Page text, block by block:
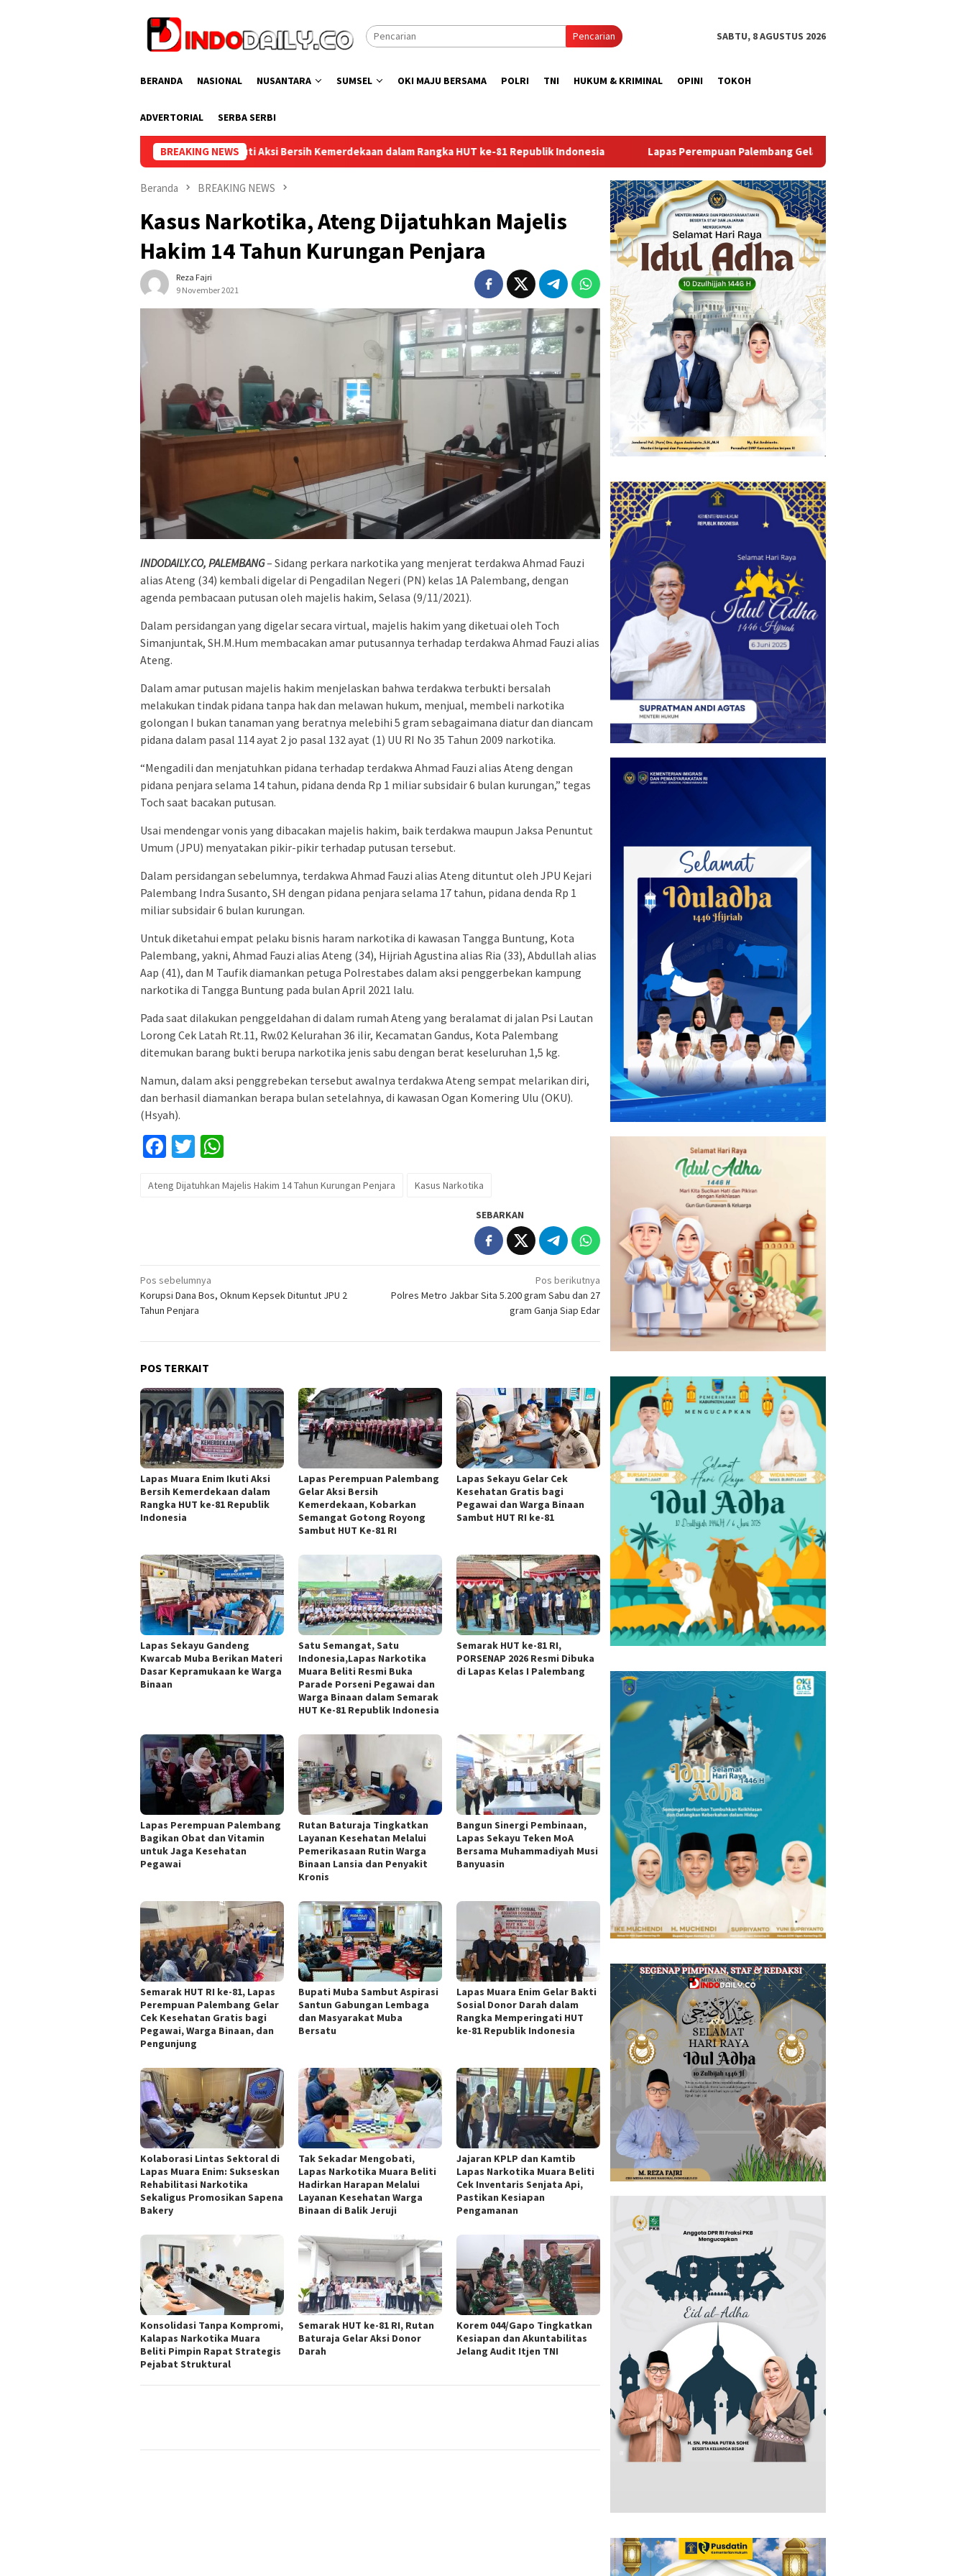
Pencarian SABTU, 8 AGUSTUS 2026
BERANDA NASIONAL NUSANTARA SUMSEL OKI MAJU BERSAMA POLRI TNI HUKUM & KRIMINAL OPINI TOKOH
ADVERTORIAL SERBA SERBI
BREAKING NEWS
Muara Enim Ikuti Aksi Bersih Kemerdekaan dalam Rangka HUT ke-81 Republik Indonesia Lapas Perempuan Palembang Gelar Aksi Bersih Kemerdekaan, Kobarkan Semangat Gotong
Beranda BREAKING NEWS
Kasus Narkotika, Ateng Dijatuhkan Majelis
Hakim 14 Tahun Kurungan Penjara
Reza Fajri
9 November 2021
INDODAILY.CO, PALEMBANG– Sidang perkara narkotika yang menjerat terdakwa Ahmad Fauzi
alias Ateng (34) kembali digelar di Pengadilan Negeri (PN) kelas 1A Palembang, dengan
agenda pembacaan putusan oleh majelis hakim, Selasa (9/11/2021).
Dalam persidangan yang digelar secara virtual, majelis hakim yang diketuai oleh Toch
Simanjuntak, SH.M.Hum membacakan amar putusannya terhadap terdakwa Ahmad Fauzi alias
Ateng.
Dalam amar putusan majelis hakim menjelaskan bahwa terdakwa terbukti bersalah
melakukan tindak pidana tanpa hak dan melawan hukum, menjual, membeli narkotika
golongan I bukan tanaman yang beratnya melebihi 5 gram sebagaimana diatur dan diancam
pidana dalam pasal 114 ayat 2 jo pasal 132 ayat (1) UU RI No 35 Tahun 2009 narkotika.
“Mengadili dan menjatuhkan pidana terhadap terdakwa Ahmad Fauzi alias Ateng dengan
pidana penjara selama 14 tahun, pidana denda Rp 1 miliar subsidair 6 bulan kurungan,” tegas
Toch saat bacakan putusan.
Usai mendengar vonis yang dibacakan majelis hakim, baik terdakwa maupun Jaksa Penuntut
Umum (JPU) menyatakan pikir-pikir terhadap putusan tersebut.
Dalam persidangan sebelumnya, terdakwa Ahmad Fauzi alias Ateng dituntut oleh JPU Kejari
Palembang Indra Susanto, SH dengan pidana penjara selama 17 tahun, pidana denda Rp 1
miliar subsidair 6 bulan kurungan.
Untuk diketahui empat pelaku bisnis haram narkotika di kawasan Tangga Buntung, Kota
Palembang, yakni, Ahmad Fauzi alias Ateng (34), Hijriah Agustina alias Ria (33), Abdullah alias
Aap (41), dan M Taufik diamankan petuga Polrestabes dalam aksi penggerbekan kampung
narkotika di Tangga Buntung pada bulan April 2021 lalu.
Pada saat dilakukan penggeldahan di dalam rumah Ateng yang beralamat di jalan Psi Lautan
Lorong Cek Latah Rt.11, Rw.02 Kelurahan 36 ilir, Kecamatan Gandus, Kota Palembang
ditemukan barang bukti berupa narkotika jenis sabu dengan berat keseluruhan 1,5 kg.
Namun, dalam aksi penggrebekan tersebut awalnya terdakwa Ateng sempat melarikan diri,
dan berhasil diamankan berapa bulan setelahnya, di kawasan Ogan Komering Ulu (OKU).
(Hsyah).
Facebook
Twitter
Ateng Dijatuhkan Majelis Hakim 14 Tahun Kurungan Penjara Kasus Narkotika
SEBARKAN
Navigasi
pos
Pos sebelumnya
Korupsi Dana Bos, Oknum Kepsek Dituntut JPU 2
Tahun Penjara
Pos berikutnya
Polres Metro Jakbar Sita 5.200 gram Sabu dan 27
gram Ganja Siap Edar
POS TERKAIT
Lapas Muara Enim Ikuti Aksi
Bersih Kemerdekaan dalam
Rangka HUT ke-81 Republik
Indonesia
Lapas Perempuan Palembang
Gelar Aksi Bersih
Kemerdekaan, Kobarkan
Semangat Gotong Royong
Sambut HUT Ke-81 RI
Lapas Sekayu Gelar Cek
Kesehatan Gratis bagi
Pegawai dan Warga Binaan
Sambut HUT RI ke-81
Lapas Sekayu Gandeng
Kwarcab Muba Berikan Materi
Dasar Kepramukaan ke Warga
Binaan
Satu Semangat, Satu
Indonesia,Lapas Narkotika
Muara Beliti Resmi Buka
Parade Porseni Pegawai dan
Warga Binaan dalam Semarak
HUT Ke-81 Republik Indonesia
Semarak HUT ke-81 RI,
PORSENAP 2026 Resmi Dibuka
di Lapas Kelas I Palembang
Lapas Perempuan Palembang
Bagikan Obat dan Vitamin
untuk Jaga Kesehatan
Pegawai
Rutan Baturaja Tingkatkan
Layanan Kesehatan Melalui
Pemerikasaan Rutin Warga
Binaan Lansia dan Penyakit
Kronis
Bangun Sinergi Pembinaan,
Lapas Sekayu Teken MoA
Bersama Muhammadiyah Musi
Banyuasin
Semarak HUT RI ke-81, Lapas
Perempuan Palembang Gelar
Cek Kesehatan Gratis bagi
Pegawai, Warga Binaan, dan
Pengunjung
Bupati Muba Sambut Aspirasi
Santun Gabungan Lembaga
dan Masyarakat Muba
Bersatu
Lapas Muara Enim Gelar Bakti
Sosial Donor Darah dalam
Rangka Memperingati HUT
ke-81 Republik Indonesia
Kolaborasi Lintas Sektoral di
Lapas Muara Enim: Sukseskan
Rehabilitasi Narkotika
Sekaligus Promosikan Sapena
Bakery
Tak Sekadar Mengobati,
Lapas Narkotika Muara Beliti
Hadirkan Harapan Melalui
Layanan Kesehatan Warga
Binaan di Balik Jeruji
Jajaran KPLP dan Kamtib
Lapas Narkotika Muara Beliti
Cek Inventaris Senjata Api,
Pastikan Kesiapan
Pengamanan
Konsolidasi Tanpa Kompromi,
Kalapas Narkotika Muara
Beliti Pimpin Rapat Strategis
Pejabat Struktural
Semarak HUT ke-81 RI, Rutan
Baturaja Gelar Aksi Donor
Darah
Korem 044/Gapo Tingkatkan
Kesiapan dan Akuntabilitas
Jelang Audit Itjen TNI